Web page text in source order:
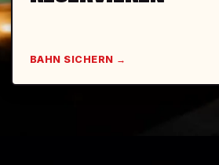
BAHN SICHERN →